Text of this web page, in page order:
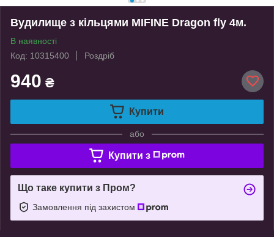
Вудилище з кільцями MIFINE Dragon fly 4м.
В наявності
Код: 10315400
Роздріб
940 ₴
Купити
або
Купити з
Що таке купити з Пром?
Замовлення під захистом